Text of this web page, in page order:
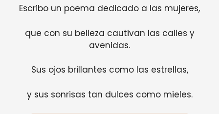
Escribo un poema dedicado a las mujeres,
que con su belleza cautivan las calles y
avenidas.
Sus ojos brillantes como las estrellas,
y sus sonrisas tan dulces como mieles.